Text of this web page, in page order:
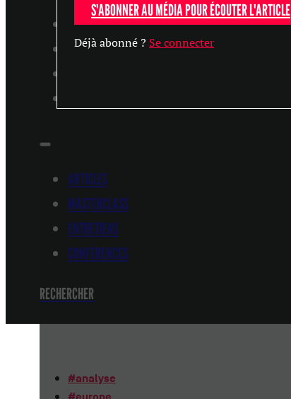
ARTICLES
MASTERCLASS
ARTICLES
MASTERCLASS
ENTRETIENS
CONFÉRENCES
RECHERCHER
#analyse
S'ABONNER AU MÉDIA POUR ÉCOUTER L'ARTICLE
Déjà abonné ? Se connecter